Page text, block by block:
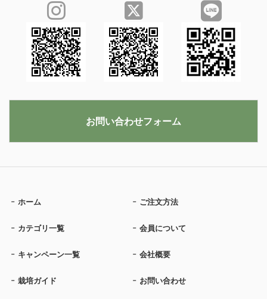
ホーム ご注文方法
カテゴリ一覧 会員について
キャンペーン一覧 会社概要
栽培ガイド お問い合わせ
お問い合わせフォーム